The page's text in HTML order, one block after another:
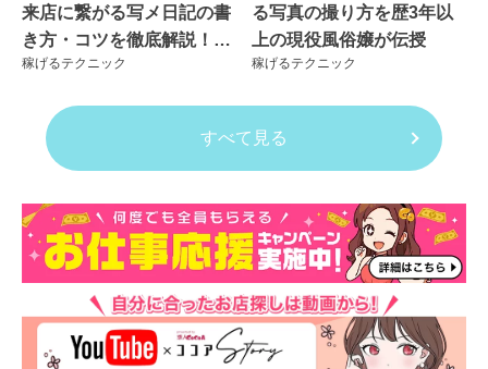
来店に繋がる写メ日記の書
き方・コツを徹底解説！良
くない例も紹介
稼げるテクニック
る写真の撮り方を歴3年以
上の現役風俗嬢が伝授
稼げるテクニック
すべて見る